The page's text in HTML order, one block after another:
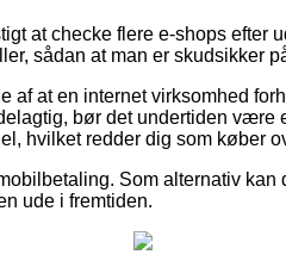
at checke flere e-shops efter
sådan at man er skudsikker
at en internet virksomhed
bør det undertiden være
hvilket redder dig som køber
Som alternativ
ude i fremtiden.